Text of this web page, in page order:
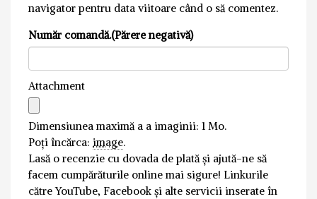
navigator pentru data viitoare când o să comentez.
Număr comandă.(Părere negativă)
Attachment
Dimensiunea maximă a a imaginii: 1 Mo.
Poți încărca: image.
Lasă o recenzie cu dovada de plată și ajută-ne să
facem cumpărăturile online mai sigure! Linkurile
către YouTube, Facebook și alte servicii inserate în